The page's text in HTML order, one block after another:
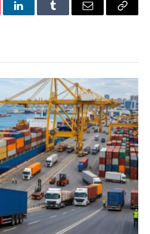
LinkedInTumblr Email
Copy